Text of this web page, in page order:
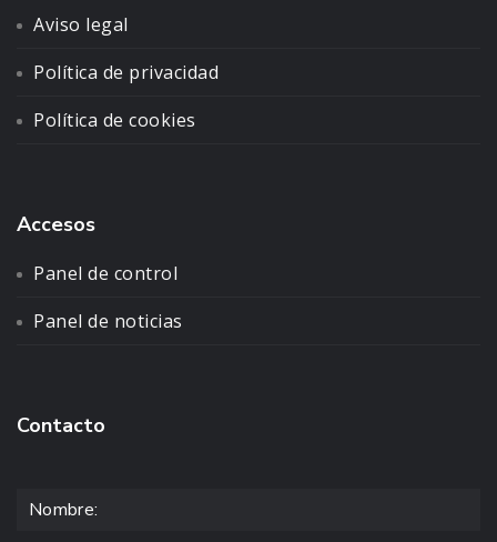
Aviso legal
Política de privacidad
Política de cookies
Accesos
Panel de control
Panel de noticias
Contacto